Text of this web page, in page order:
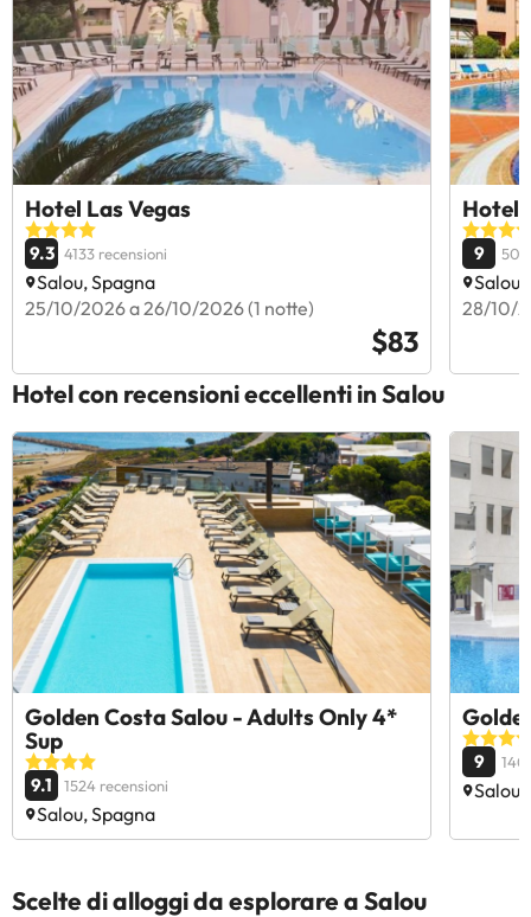
Hotel Las Vegas
9.3 4133 recensioni
Salou, Spagna
25/10/2026 a 26/10/2026 (1 notte)
$83
Hotel
9
Salou,
28/10/
Hotel con recensioni eccellenti in Salou
Golden Costa Salou - Adults Only 4*
Sup
9.1 1524 recensioni
Salou, Spagna
9
Salou,
Scelte di alloggi da esplorare a Salou